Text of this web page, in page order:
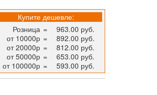
Купите дешевле:
Розница =
963.00 руб.
от 10000р =
892.00 руб.
от 20000р =
812.00 руб.
от 50000р =
653.00 руб.
от 100000р = 593.00 руб.